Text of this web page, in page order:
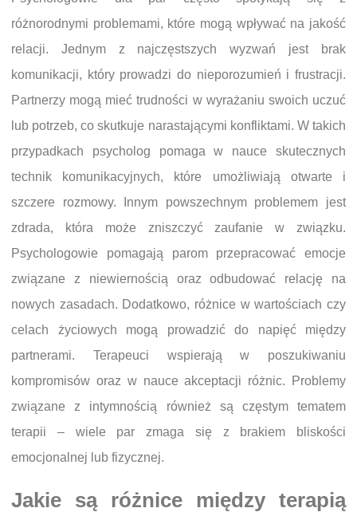
różnorodnymi problemami, które mogą wpływać na jakość
relacji. Jednym z najczęstszych wyzwań jest brak
komunikacji, który prowadzi do nieporozumień i frustracji.
Partnerzy mogą mieć trudności w wyrażaniu swoich uczuć
lub potrzeb, co skutkuje narastającymi konfliktami. W takich
przypadkach psycholog pomaga w nauce skutecznych
technik komunikacyjnych, które umożliwiają otwarte i
szczere rozmowy. Innym powszechnym problemem jest
zdrada, która może zniszczyć zaufanie w związku.
Psychologowie pomagają parom przepracować emocje
związane z niewiernością oraz odbudować relację na
nowych zasadach. Dodatkowo, różnice w wartościach czy
celach życiowych mogą prowadzić do napięć między
partnerami. Terapeuci wspierają w poszukiwaniu
kompromisów oraz w nauce akceptacji różnic. Problemy
związane z intymnością również są częstym tematem
terapii – wiele par zmaga się z brakiem bliskości
emocjonalnej lub fizycznej.
Jakie są różnice między terapią